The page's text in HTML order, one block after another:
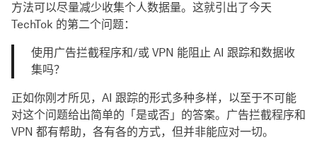
方法可以尽量减少收集个人数据量。这就引出了今天
TechTok 的第二个问题：
使用广告拦截程序和/或 VPN 能阻止 AI 跟踪和数据收
集吗？
正如你刚才所见，AI 跟踪的形式多种多样，以至于不可能
对这个问题给出简单的「是或否」的答案。广告拦截程序和
VPN 都有帮助，各有各的方式，但并非能应对一切。